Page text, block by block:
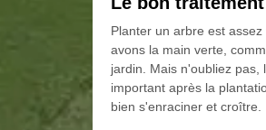
Planter un arbre est
avons la main verte,
jardin. Mais n'oubliez pas,
important après la
bien s'enraciner et croître.